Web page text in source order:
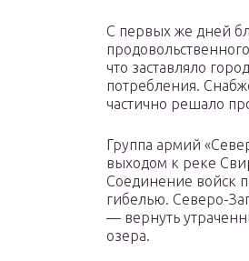
С первых же дней
что заставляло
потребления.
частично решало
Группа армий
выходом к реке
Соединение войск
гибелью. Северо-
— вернуть
озера.